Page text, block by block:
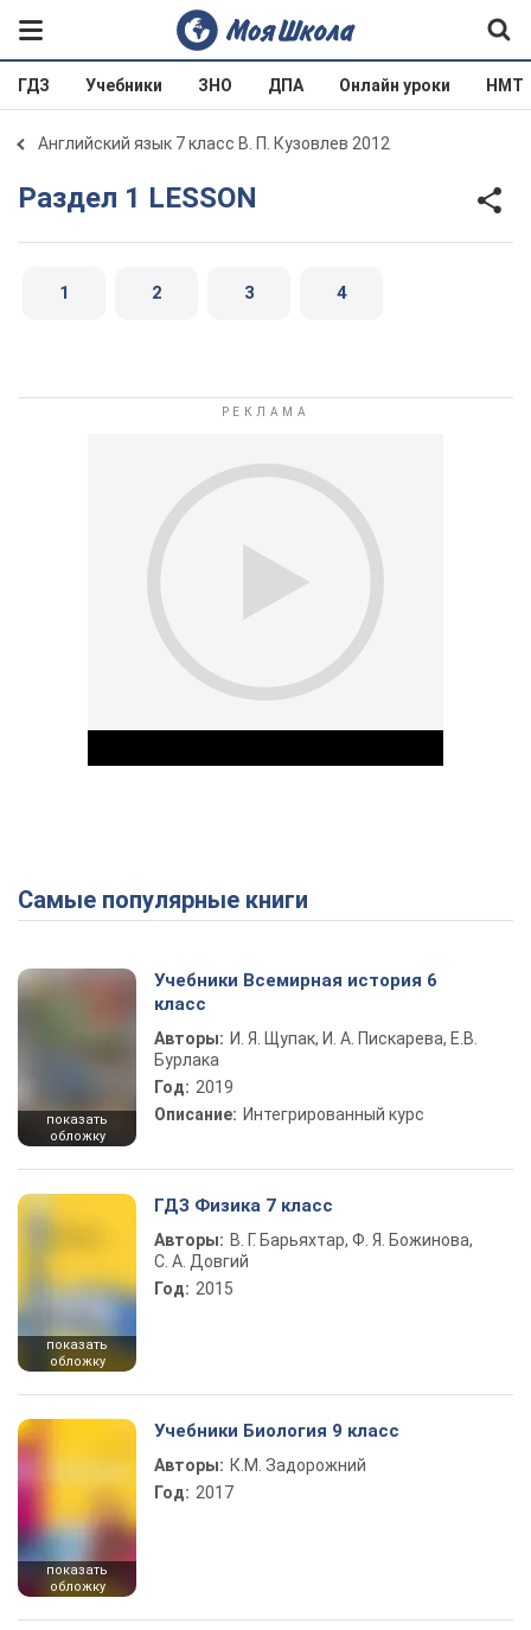
ГДЗ Учебники ЗНО ДПА Онлайн уроки НМТ
Английский язык 7 класс В. П. Кузовлев 2012
Раздел 1 LESSON
1 2 3 4
Play Video
Самые популярные книги
показать
обложку
Учебники Всемирная история 6
класс
Авторы: И. Я. Щупак, И. А. Пискарева, Е.В.
Бурлака
Год: 2019
Описание: Интегрированный курс
показать
обложку
ГДЗ Физика 7 класс
Авторы: В. Г. Барьяхтар, Ф. Я. Божинова,
С. А. Довгий
Год: 2015
показать
обложку
Учебники Биология 9 класс
Авторы: К.М. Задорожний
Год: 2017